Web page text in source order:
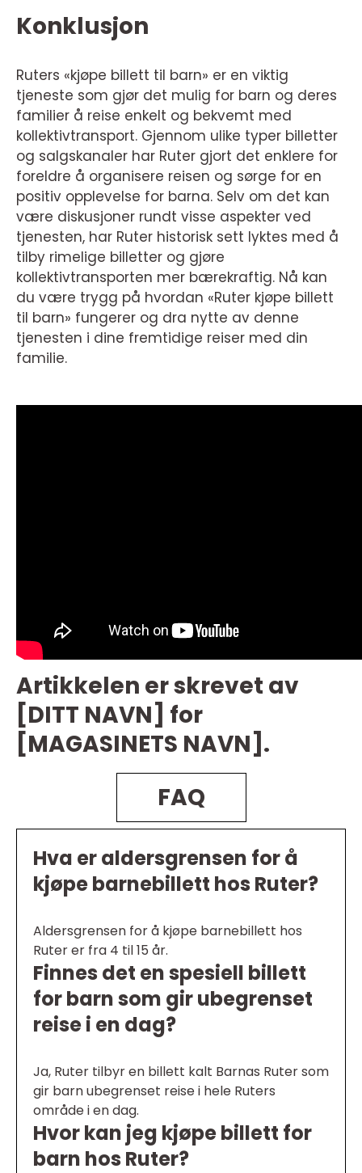
Konklusjon
Ruters «kjøpe billett til barn» er en viktig
tjeneste som gjør det mulig for barn og deres
familier å reise enkelt og bekvemt med
kollektivtransport. Gjennom ulike typer billetter
og salgskanaler har Ruter gjort det enklere for
foreldre å organisere reisen og sørge for en
positiv opplevelse for barna. Selv om det kan
være diskusjoner rundt visse aspekter ved
tjenesten, har Ruter historisk sett lyktes med å
tilby rimelige billetter og gjøre
kollektivtransporten mer bærekraftig. Nå kan
du være trygg på hvordan «Ruter kjøpe billett
til barn» fungerer og dra nytte av denne
tjenesten i dine fremtidige reiser med din
familie.
Artikkelen er skrevet av
[DITT NAVN] for
[MAGASINETS NAVN].
FAQ
Hva er aldersgrensen for å
kjøpe barnebillett hos Ruter?
Aldersgrensen for å kjøpe barnebillett hos
Ruter er fra 4 til 15 år.
Finnes det en spesiell billett
for barn som gir ubegrenset
reise i en dag?
Ja, Ruter tilbyr en billett kalt Barnas Ruter som
gir barn ubegrenset reise i hele Ruters
område i en dag.
Hvor kan jeg kjøpe billett for
barn hos Ruter?